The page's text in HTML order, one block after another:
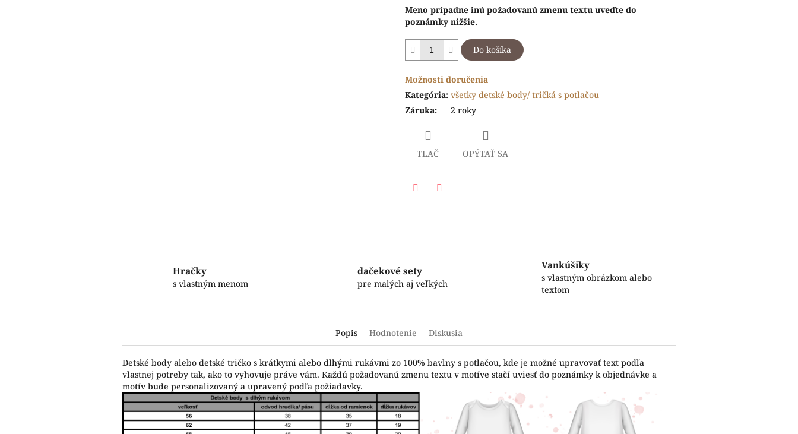
Meno prípadne inú požadovanú zmenu textu uveďte do
poznámky nižšie.
Do košíka
Možnosti doručenia
Kategória: všetky detské body/ tričká s potlačou
Záruka: 2 roky
TLAČ OPÝTAŤ SA
Hračky
s vlastným menom
dačekové sety
pre malých aj veľkých
Vankúšiky
s vlastným obrázkom alebo
textom
Popis Hodnotenie Diskusia
Detské body alebo detské tričko s krátkymi alebo dlhými rukávmi zo 100% bavlny s potlačou, kde je možné upravovať text podľa
vlastnej potreby tak, ako to vyhovuje práve vám. Každú požadovanú zmenu textu v motíve stačí uviesť do poznámky k objednávke a
motív bude personalizovaný a upravený podľa požiadavky.